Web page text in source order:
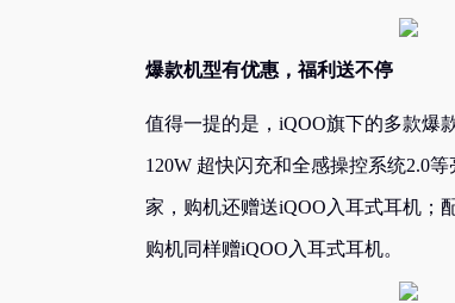
爆款机型有优惠，福利送不停
值得一提的是，iQOO旗下的多款爆
120W 超快闪充和全感操控系统2.0
家，购机还赠送iQOO入耳式耳机；
购机同样赠iQOO入耳式耳机。